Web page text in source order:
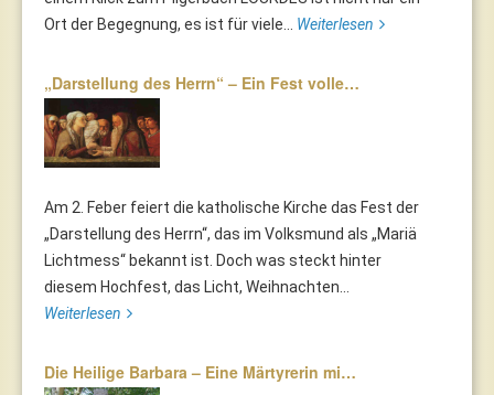
Ort der Begegnung, es ist für viele... Weiterlesen
„Darstellung des Herrn“ – Ein Fest volle…
Am 2. Feber feiert die katholische Kirche das Fest der
„Darstellung des Herrn“, das im Volksmund als „Mariä
Lichtmess“ bekannt ist. Doch was steckt hinter
diesem Hochfest, das Licht, Weihnachten...
Weiterlesen
Die Heilige Barbara – Eine Märtyrerin mi…